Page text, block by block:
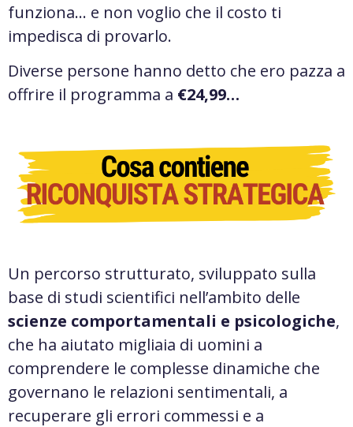
funziona… e non voglio che il costo ti
impedisca di provarlo.
Diverse persone hanno detto che ero pazza a
offrire il programma a €24,99…
Un percorso strutturato, sviluppato sulla
base di studi scientifici nell’ambito delle
scienze comportamentali e psicologiche,
che ha aiutato migliaia di uomini a
comprendere le complesse dinamiche che
governano le relazioni sentimentali, a
recuperare gli errori commessi e a